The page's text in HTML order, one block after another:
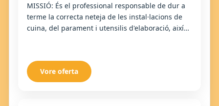
MISSIÓ: És el professional responsable de dur a
terme la correcta neteja de les instal·lacions de
cuina, del parament i utensilis d'elaboració, així
Vore oferta